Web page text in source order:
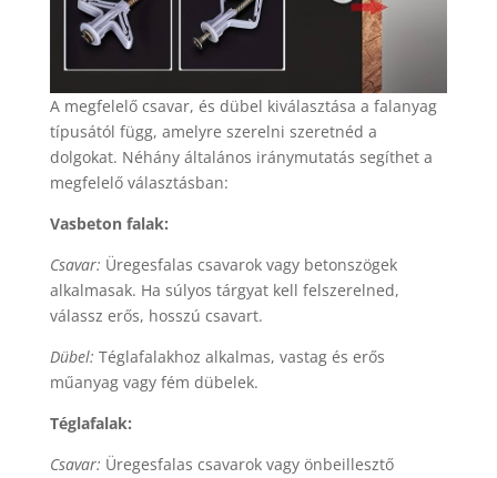
A megfelelő csavar, és dübel kiválasztása a falanyag
típusától függ, amelyre szerelni szeretnéd a
dolgokat. Néhány általános iránymutatás segíthet a
megfelelő választásban:
Vasbeton falak:
Csavar: Üregesfalas csavarok vagy betonszögek
alkalmasak. Ha súlyos tárgyat kell felszerelned,
válassz erős, hosszú csavart.
Dübel: Téglafalakhoz alkalmas, vastag és erős
műanyag vagy fém dübelek.
Téglafalak:
Csavar: Üregesfalas csavarok vagy önbeillesztő